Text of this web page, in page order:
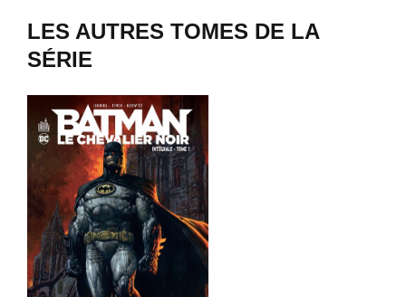
LES AUTRES TOMES DE LA
SÉRIE